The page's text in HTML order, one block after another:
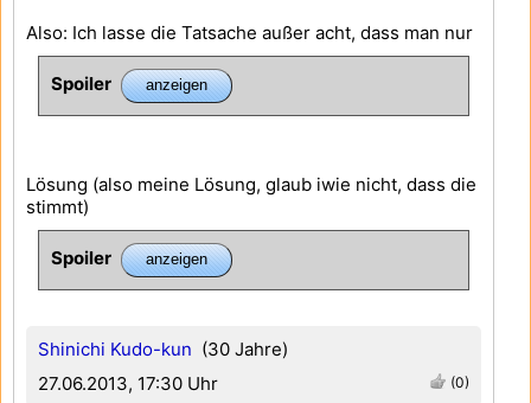
Shinichi Kudo-kun (30 Jahre)
27.06.2013, 17:30 Uhr
(0)
Also: Ich lasse die Tatsache außer acht, dass man nur
Spoiler
Lösung (also meine Lösung, glaub iwie nicht, dass die
stimmt)
Spoiler